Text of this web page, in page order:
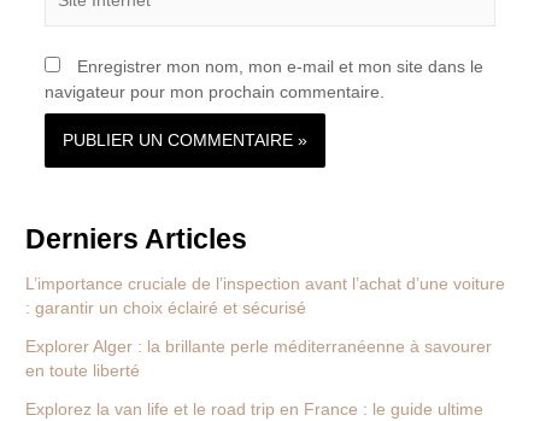
Internet
Enregistrer mon nom, mon e-mail et mon site dans le
navigateur pour mon prochain commentaire.
Derniers Articles
L’importance cruciale de l’inspection avant l’achat d’une voiture
: garantir un choix éclairé et sécurisé
Explorer Alger : la brillante perle méditerranéenne à savourer
en toute liberté
Explorez la van life et le road trip en France : le guide ultime